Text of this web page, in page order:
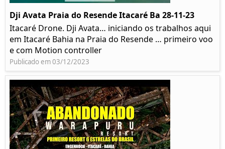
Dji Avata Praia do Resende Itacaré Ba 28-11-23
Itacaré Drone. Dji Avata… iniciando os trabalhos aqui
em Itacaré Bahia na Praia do Resende … primeiro voo
e com Motion controller
Publicado em 03/12/2023